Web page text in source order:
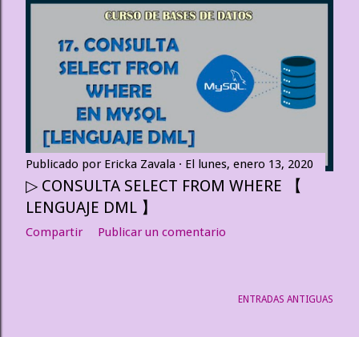
Publicado por Ericka Zavala El lunes, enero 13, 2020
▷ CONSULTA SELECT FROM WHERE 【
LENGUAJE DML 】
Compartir Publicar un comentario
ENTRADAS ANTIGUAS